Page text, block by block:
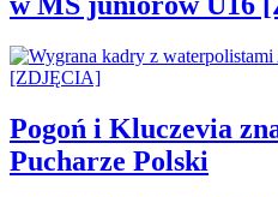
Pogoń i Kluczevia
Pucharze Polski